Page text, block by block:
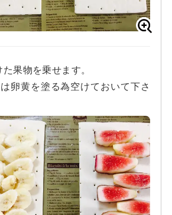
果物を乗せます。
卵黄を塗る為空けておいて下さ